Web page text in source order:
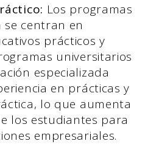
Los programas
centran en
prácticos y
universitarios
especializada
en prácticas y
lo que aumenta
los estudiantes para
empresariales.